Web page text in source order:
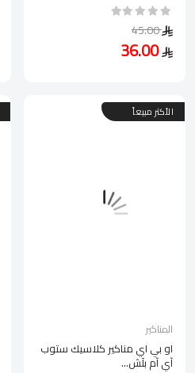
45.00
36.00
الأكثر مبيعاً
المناكير
او بي اي مناكير كلاسيك ستوب
آي آم بلَش...